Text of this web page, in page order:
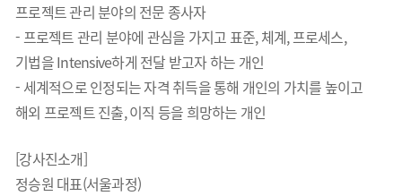
프로젝트 관리 분야의 전문 종사자
- 프로젝트 관리 분야에 관심을 가지고 표준, 체계, 프로세스,
기법을 Intensive하게 전달 받고자 하는 개인
- 세계적으로 인정되는 자격 취득을 통해 개인의 가치를 높이고
해외 프로젝트 진출, 이직 등을 희망하는 개인
[강사진소개]
정승원 대표(서울과정)